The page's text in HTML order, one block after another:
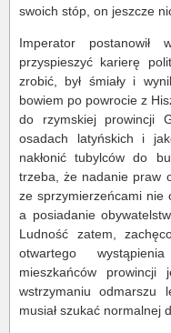
swoich stóp, on jeszcze
Imperator
przyspieszyć karierę
zrobić, był śmiały i
bowiem po powrocie z
do rzymskiej prowincji
osadach latyńskich i
nakłonić tubylców do
trzeba, że nadanie praw
ze sprzymierzeńcami nie
a posiadanie
Ludność zatem,
otwartego
mieszkańców
wstrzymaniu odmarszu
musiał szukać normalnej